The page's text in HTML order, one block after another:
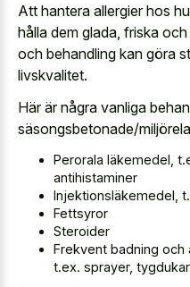
Att hantera allergier hos
hålla dem glada, friska
och behandling kan göra
livskvalitet.
Här är några vanliga
säsongsbetonade/
Perorala läkemedel,
antihistaminer
Injektionsläkemedel,
Fettsyror
Steroider
Frekvent badning och
t.ex. sprayer,